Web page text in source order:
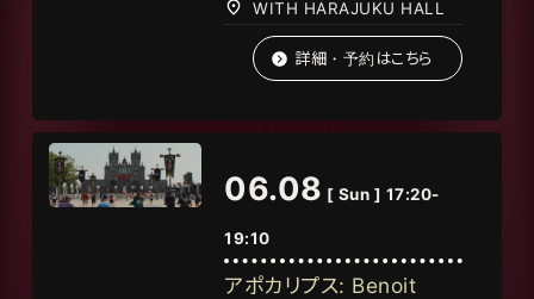
WITH HARAJUKU HALL
詳細・予約はこちら
06.08 [ Sun ] 17:20-
19:10
アポカリプス: Benoit